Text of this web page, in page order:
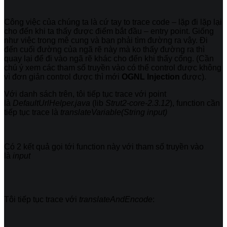
Công việc của chúng ta là cứ tay to trace code – lặp đi lặp lại
cho đến khi ta thấy được điểm bắt đầu – entry point. Giống
như việc trong mê cung và bạn phải tìm đường ra vậy. Đi
đến cuối đường của ngã rẽ này mà ko thấy đường ra thì
quay lại để đi vào ngã rẽ khác cho đến khi thấy cổng. (Cần
chú ý xem các tham số truyền vào có thể control được không
vì đơn giản control được thì mới OGNL Injection được).
Với danh sách trên, tôi tiếp tục trace với point
là DefaultUrlHelper.java (lib Strut2-core-2.3.12), function cần
tiếp tục trace là translateVariable(String input)
Có 2 kết quả gọi tới function này với tham số truyền vào
là input
Tôi tiếp tục trace với translateAndEncode: